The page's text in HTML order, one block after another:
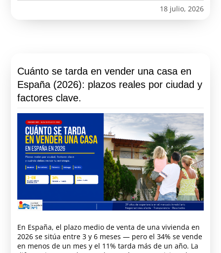
18 julio, 2026
Cuánto se tarda en vender una casa en
España (2026): plazos reales por ciudad y
factores clave.
En España, el plazo medio de venta de una vivienda en
2026 se sitúa entre 3 y 6 meses — pero el 34% se vende
en menos de un mes y el 11% tarda más de un año. La